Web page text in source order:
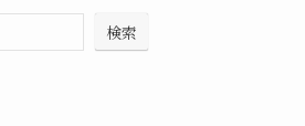
検索